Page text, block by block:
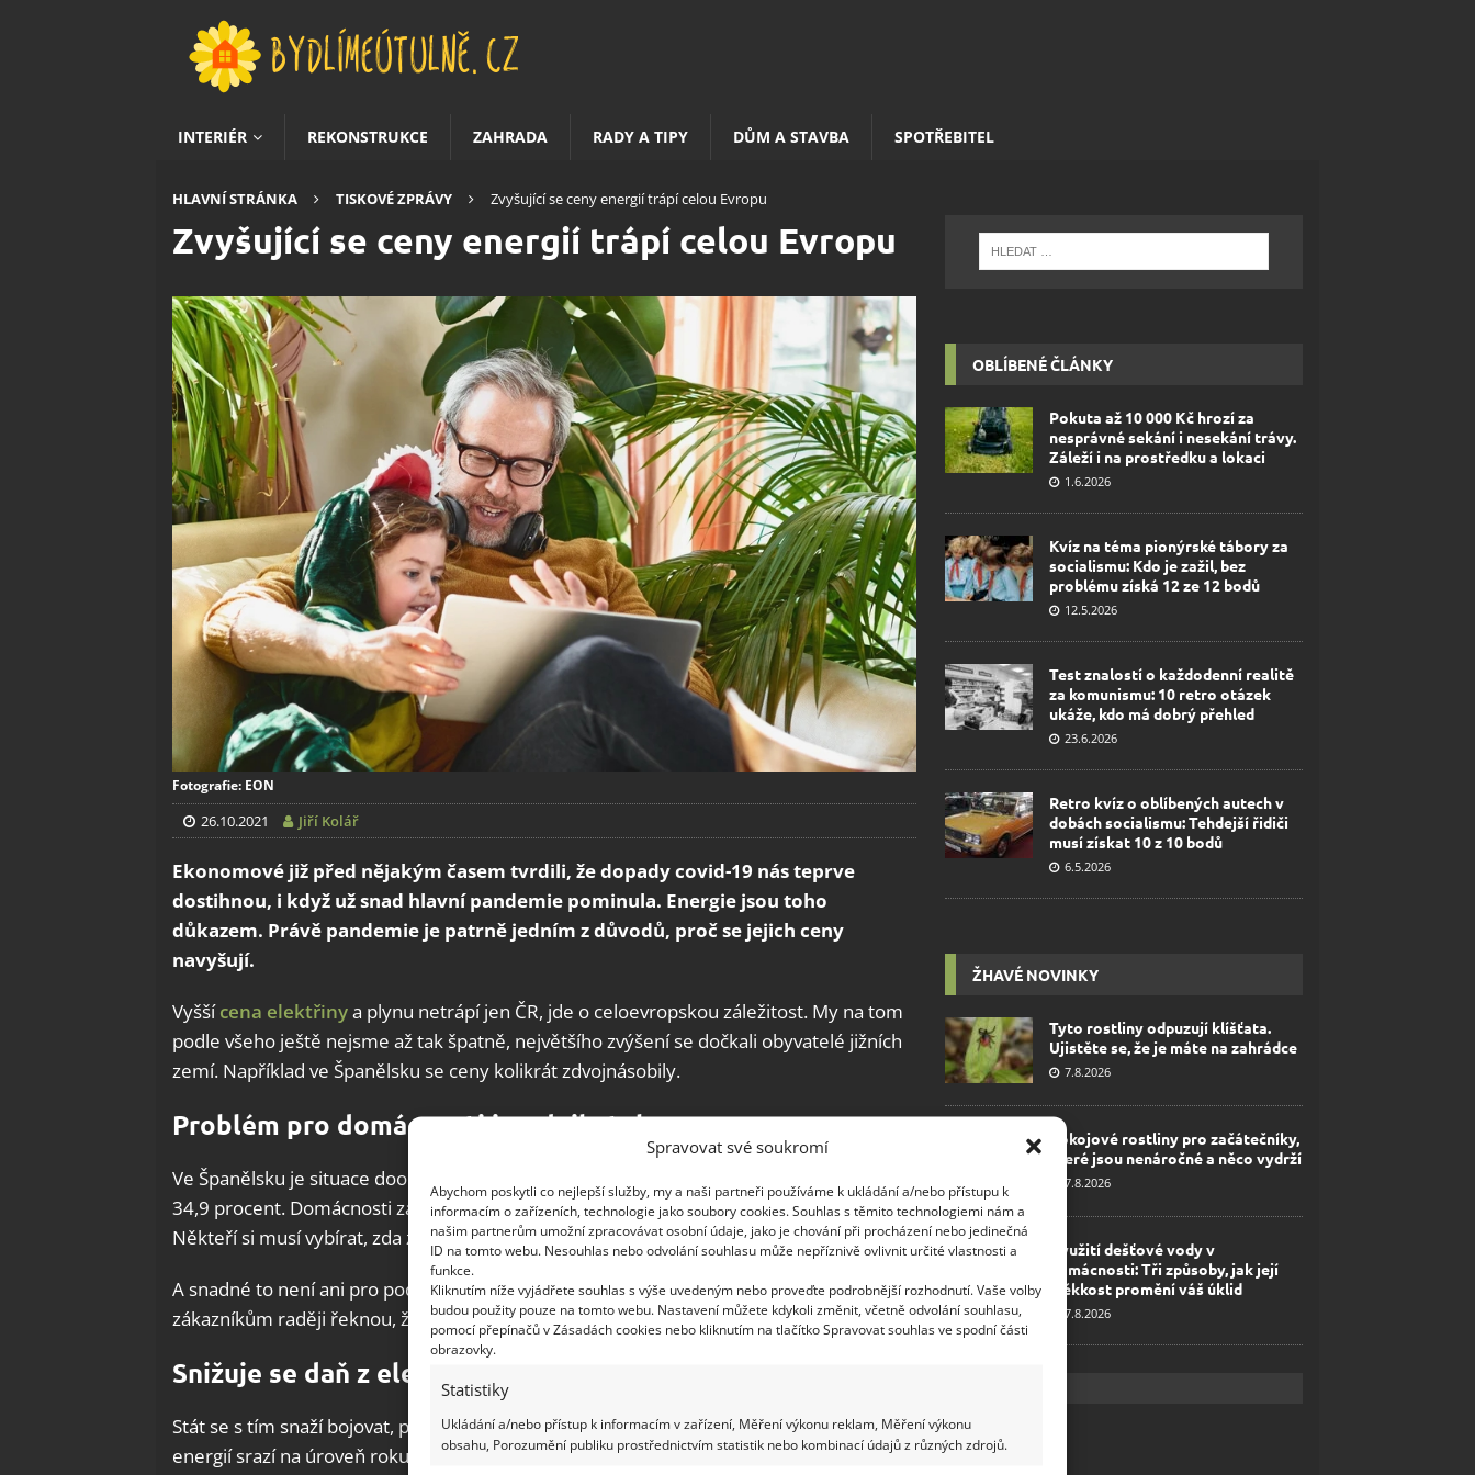
Spravovat své soukromí
Abychom poskytli co nejlepší služby, my a naši partneři používáme k ukládání a/nebo přístupu k
informacím o zařízeních, technologie jako soubory cookies. Souhlas s těmito technologiemi nám a
našim partnerům umožní zpracovávat osobní údaje, jako je chování při procházení nebo jedinečná
ID na tomto webu. Nesouhlas nebo odvolání souhlasu může nepříznivě ovlivnit určité vlastnosti a
funkce.
Kliknutím níže vyjádřete souhlas s výše uvedeným nebo proveďte podrobnější rozhodnutí. Vaše volby
budou použity pouze na tomto webu. Nastavení můžete kdykoli změnit, včetně odvolání souhlasu,
pomocí přepínačů v Zásadách cookies nebo kliknutím na tlačítko Spravovat souhlas ve spodní části
obrazovky.
Statistiky
Ukládání a/nebo přístup k informacím v zařízení, Měření výkonu reklam, Měření výkonu
obsahu, Porozumění publiku prostřednictvím statistik nebo kombinací údajů z různých zdrojů.
INTERIÉR REKONSTRUKCE ZAHRADA RADY A TIPY DŮM A STAVBA SPOTŘEBITEL
HLAVNÍ STRÁNKA TISKOVÉ ZPRÁVY Zvyšující se ceny energií trápí celou Evropu
Zvyšující se ceny energií trápí celou Evropu
Fotografie: EON
26.10.2021 Jiří Kolář
Ekonomové již před nějakým časem tvrdili, že dopady covid-19 nás teprve
dostihnou, i když už snad hlavní pandemie pominula. Energie jsou toho
důkazem. Právě pandemie je patrně jedním z důvodů, proč se jejich ceny
navyšují.
Vyššícena elektřinya plynu netrápí jen ČR, jde o celoevropskou záležitost. My na tom
podle všeho ještě nejsme až tak špatně, největšího zvýšení se dočkali obyvatelé jižních
zemí. Například ve Španělsku se ceny kolikrát zdvojnásobily.
Problém pro domácnosti i podnikatele
Ve Španělsku je situace doopravdy tristní, meziročně se tam
34,9 procent. Domácnosti zaplatí o desítky eur týdně navíc, což není malá částka.
Někteří si musí vybírat, zda zaplatí jídlo, nebo energie.
A snadné to není ani pro podnikatele. Mnohým se nevyplatí zapínat přístroje,
zákazníkům raději řeknou, že nejsou v provozu. Dojdeme do tohoto stádia i u nás?
Snižuje se daň z elektrické energie
Stát se s tím snaží bojovat, předseda španělské vlády slíbil, že do konce roku 2021 ceny
energií srazí na úroveň roku 2018. Vláda sníží daň z elektrické energie na minimum, jejž
OBLÍBENÉ ČLÁNKY
Pokuta až 10 000 Kč hrozí za
nesprávné sekání i nesekání trávy.
Záleží i na prostředku a lokaci
1.6.2026
Kvíz na téma pionýrské tábory za
socialismu: Kdo je zažil, bez
problému získá 12 ze 12 bodů
12.5.2026
Test znalostí o každodenní realitě
za komunismu: 10 retro otázek
ukáže, kdo má dobrý přehled
23.6.2026
Retro kvíz o oblíbených autech v
dobách socialismu: Tehdejší řidiči
musí získat 10 z 10 bodů
6.5.2026
ŽHAVÉ NOVINKY
Tyto rostliny odpuzují klíšťata.
Ujistěte se, že je máte na zahrádce
7.8.2026
Pokojové rostliny pro začátečníky,
které jsou nenáročné a něco vydrží
7.8.2026
Využití dešťové vody v
domácnosti: Tři způsoby, jak její
měkkost promění váš úklid
7.8.2026